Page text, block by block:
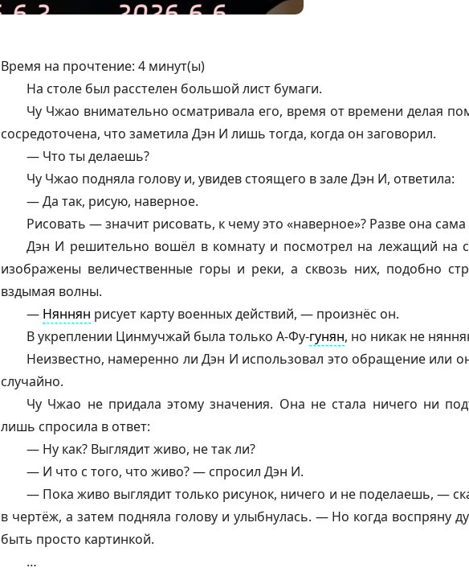
Время на прочтение: 4 минут(ы)
На столе был расстелен большой лист бумаги.
Чу Чжао внимательно осматривала его, время от времени делая
сосредоточена, что заметила Дэн И лишь тогда, когда он заговорил.
— Что ты делаешь?
Чу Чжао подняла голову и, увидев стоящего в зале Дэн И, ответила:
— Да так, рисую, наверное.
Рисовать — значит рисовать, к чему это «наверное»? Разве она сама
Дэн И решительно вошёл в комнату и посмотрел на лежащий на
изображены величественные горы и реки, а сквозь них, подобно
вздымая волны.
— Няннян рисует карту военных действий, — произнёс он.
В укреплении Цинмучжай была только А-Фу-гунян, но никак не
Неизвестно, намеренно ли Дэн И использовал это обращение или
случайно.
Чу Чжао не придала этому значения. Она не стала ничего ни
лишь спросила в ответ:
— Ну как? Выглядит живо, не так ли?
— И что с того, что живо? — спросил Дэн И.
— Пока живо выглядит только рисунок, ничего и не поделаешь, —
в чертёж, а затем подняла голову и улыбнулась. — Но когда воспряну
быть просто картинкой.
…